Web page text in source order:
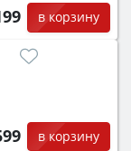
в корзину
в корзину